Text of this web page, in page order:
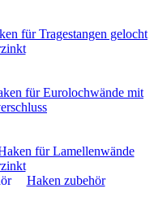
für Tragestangen gelocht
für Eurolochwände mit
für Lamellenwände
Haken zubehör